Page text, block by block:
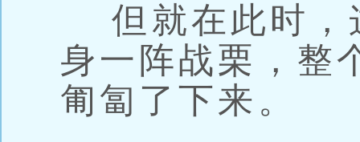
但就在此时，
身一阵战栗，整
匍匐了下来。